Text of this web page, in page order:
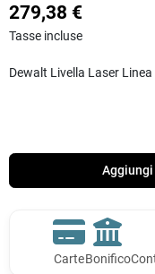
279,38 €
Tasse incluse
Dewalt Livella Laser
CarteBonifico